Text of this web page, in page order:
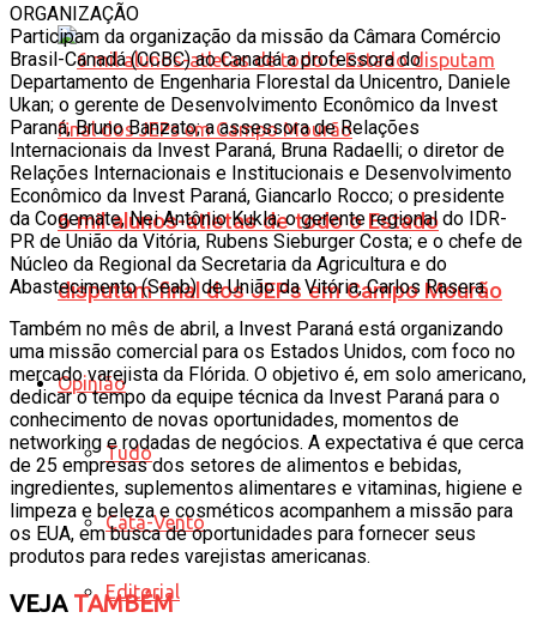
6 mil alunos-atletas de todo o Estado
disputam final dos JEPs em Campo Mourão
Opinião
Tudo
Cata-Vento
Editorial
ORGANIZAÇÃO
Participam da organização da missão da Câmara Comércio
Brasil-Canadá (CCBC) ao Canadá a professora do
Departamento de Engenharia Florestal da Unicentro, Daniele
Ukan; o gerente de Desenvolvimento Econômico da Invest
Paraná, Bruno Banzato; a assessora de Relações
Internacionais da Invest Paraná, Bruna Radaelli; o diretor de
Relações Internacionais e Institucionais e Desenvolvimento
Econômico da Invest Paraná, Giancarlo Rocco; o presidente
da Cogemate, Nei Antônio Kukla; o gerente regional do IDR-
PR de União da Vitória, Rubens Sieburger Costa; e o chefe de
Núcleo da Regional da Secretaria da Agricultura e do
Abastecimento (Seab) de União da Vitória, Carlos Rasera.
Também no mês de abril, a Invest Paraná está organizando
uma missão comercial para os Estados Unidos, com foco no
mercado varejista da Flórida. O objetivo é, em solo americano,
dedicar o tempo da equipe técnica da Invest Paraná para o
conhecimento de novas oportunidades, momentos de
networking e rodadas de negócios. A expectativa é que cerca
de 25 empresas dos setores de alimentos e bebidas,
ingredientes, suplementos alimentares e vitaminas, higiene e
limpeza e beleza e cosméticos acompanhem a missão para
os EUA, em busca de oportunidades para fornecer seus
produtos para redes varejistas americanas.
VEJATAMBÉM